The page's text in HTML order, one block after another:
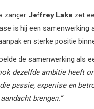
zanger Jeffrey Lake zet
is hij een samenwerking
en sterke positie
de samenwerking als
dezelfde ambitie heeft
die passie, expertise en
brengen.”